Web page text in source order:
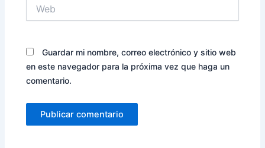
Guardar mi nombre, correo electrónico y sitio web
en este navegador para la próxima vez que haga un
comentario.